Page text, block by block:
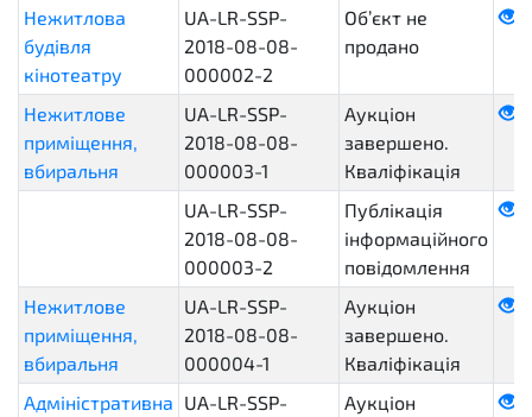
Нежитлова
будівля
кінотеатру
UA-LR-SSP-
2018-08-08-
000002-2
Об’єкт не
продано
Нежитлове
приміщення,
вбиральня
UA-LR-SSP-
2018-08-08-
000003-1
Аукціон
завершено.
Кваліфікація
UA-LR-SSP-
2018-08-08-
000003-2
Публікація
інформаційного
повідомлення
Нежитлове
приміщення,
вбиральня
UA-LR-SSP-
2018-08-08-
000004-1
Аукціон
завершено.
Кваліфікація
Адміністративна UA-LR-SSP-
Аукціон